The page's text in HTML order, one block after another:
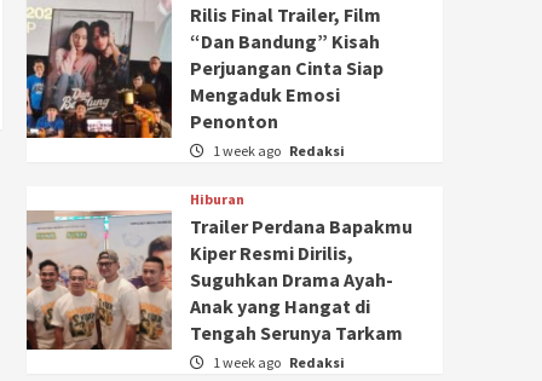
Rilis Final Trailer, Film
“Dan Bandung” Kisah
Perjuangan Cinta Siap
Mengaduk Emosi
Penonton
1 week ago Redaksi
Hiburan
Trailer Perdana Bapakmu
Kiper Resmi Dirilis,
Suguhkan Drama Ayah-
Anak yang Hangat di
Tengah Serunya Tarkam
1 week ago Redaksi